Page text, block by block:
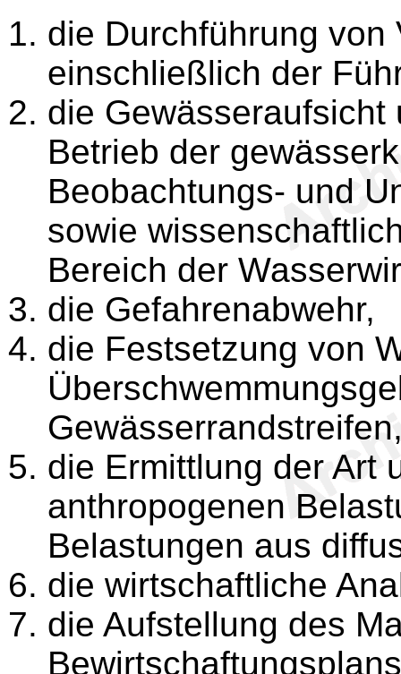
die Durchführung von
einschließlich der
die
Betrieb der
Beobachtungs- und
sowie
Bereich der
die Gefahrenabwehr,
die Festsetzung von
die Ermittlung der Art
anthropogenen
Belastungen aus
die wirtschaftliche
die Aufstellung des